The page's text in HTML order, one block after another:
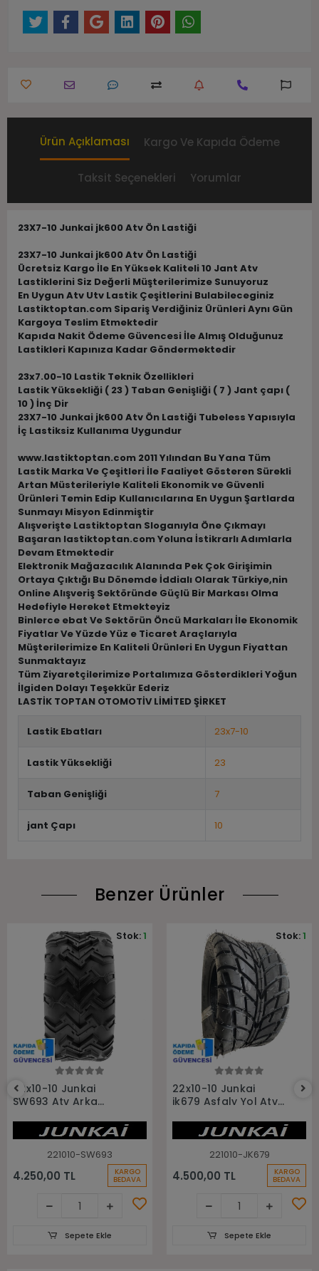
Ürün Açıklaması Kargo Ve Kapıda Ödeme
Taksit Seçenekleri Yorumlar
23X7-10 Junkai jk600 Atv Ön Lastiği
23X7-10 Junkai jk600 Atv Ön Lastiği
Ücretsiz Kargo İle En Yüksek Kaliteli 10 Jant Atv
Lastiklerini Siz Değerli Müşterilerimize Sunuyoruz
En Uygun Atv Utv Lastik Çeşitlerini Bulabileceginiz
Lastiktoptan.com Sipariş Verdiğiniz Ürünleri Aynı Gün
Kargoya Teslim Etmektedir
Kapıda Nakit Ödeme Güvencesi İle Almış Olduğunuz
Lastikleri Kapınıza Kadar Göndermektedir
23x7.00-10 Lastik Teknik Özellikleri
Lastik Yüksekliği ( 23 ) Taban Genişliği ( 7 ) Jant çapı (
10 ) İnç Dir
23X7-10 Junkai jk600 Atv Ön Lastiği Tubeless Yapısıyla
İç Lastiksiz Kullanıma Uygundur
www.lastiktoptan.com 2011 Yılından Bu Yana Tüm
Lastik Marka Ve Çeşitleri İle Faaliyet Gösteren Sürekli
Artan Müsterileriyle Kaliteli Ekonomik ve Güvenli
Ürünleri Temin Edip Kullanıcılarına En Uygun Şartlarda
Sunmayı Misyon Edinmiştir
Alışverişte Lastiktoptan Sloganıyla Öne Çıkmayı
Başaran lastiktoptan.com Yoluna İstikrarlı Adımlarla
Devam Etmektedir
Elektronik Mağazacılık Alanında Pek Çok Girişimin
Ortaya Çıktığı Bu Dönemde İddialı Olarak Türkiye,nin
Online Alışveriş Sektöründe Güçlü Bir Markası Olma
Hedefiyle Hereket Etmekteyiz
Binlerce ebat Ve Sektörün Öncü Markaları İle Ekonomik
Fiyatlar Ve Yüzde Yüz e Ticaret Araçlarıyla
Müşterilerimize En Kaliteli Ürünleri En Uygun Fiyattan
Sunmaktayız
Tüm Ziyaretçilerimize Portalımıza Gösterdikleri Yoğun
İlgiden Dolayı Teşekkür Ederiz
LASTİK TOPTAN OTOMOTİV LİMİTED ŞİRKET
Lastik Ebatları 23x7-10
Lastik Yüksekliği 23
Taban Genişliği 7
jant Çapı 10
Benzer Ürünler
22x10-10 Junkai
SW693 Atv Arka
221010-SW693
4.250,00 TL KARGO
BEDAVA
Stok:1
Sepete Ekle
22x10-10 Junkai
jk679 Asfaly Yol Atv
221010-JK679
4.500,00 TL KARGO
BEDAVA
Stok:1
Sepete Ekle